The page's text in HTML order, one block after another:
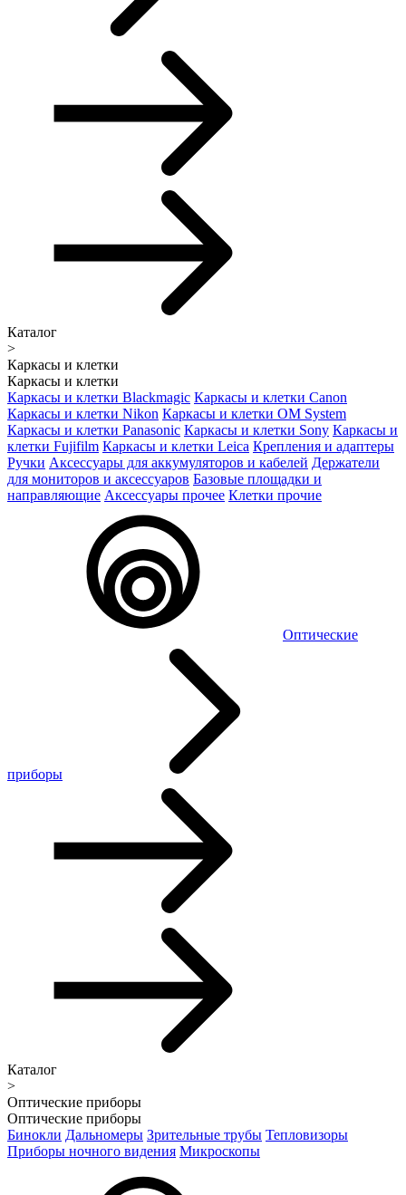
Каталог
>
Каркасы и клетки
Каркасы и клетки
Каркасы и клетки Blackmagic Каркасы и клетки Canon
Каркасы и клетки Nikon Каркасы и клетки OM System
Каркасы и клетки Panasonic Каркасы и клетки Sony Каркасы и
клетки Fujifilm Каркасы и клетки Leica Крепления и адаптеры
Ручки Аксессуары для аккумуляторов и кабелей Держатели
для мониторов и аксессуаров Базовые площадки и
направляющие Аксессуары прочее Клетки прочие
Оптические
приборы
Каталог
>
Оптические приборы
Оптические приборы
Бинокли Дальномеры Зрительные трубы Тепловизоры
Приборы ночного видения Микроскопы